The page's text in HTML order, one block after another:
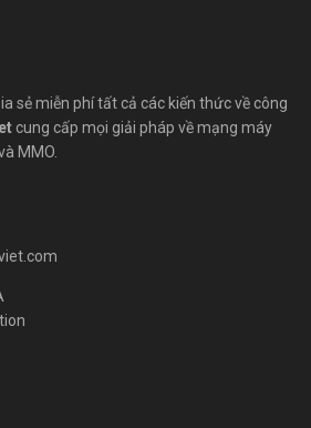
sẻ miễn phí tất cả các kiến thức về công
cung cấp mọi giải pháp về mạng máy
MMO.